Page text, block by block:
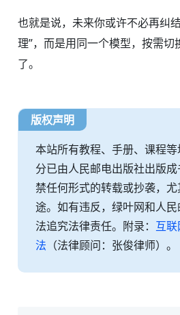
也就是说，未来你或许不必再纠
理”，而是用同一个模型，按需切
了。
版权声明
本站所有教程、手册、课程
分已由人民邮电出版社出版
禁任何形式的转载或抄袭，
途。如有违反，绿叶网和人
法追究法律责任。附录： 互联
法 （法律顾问：张俊律师）。